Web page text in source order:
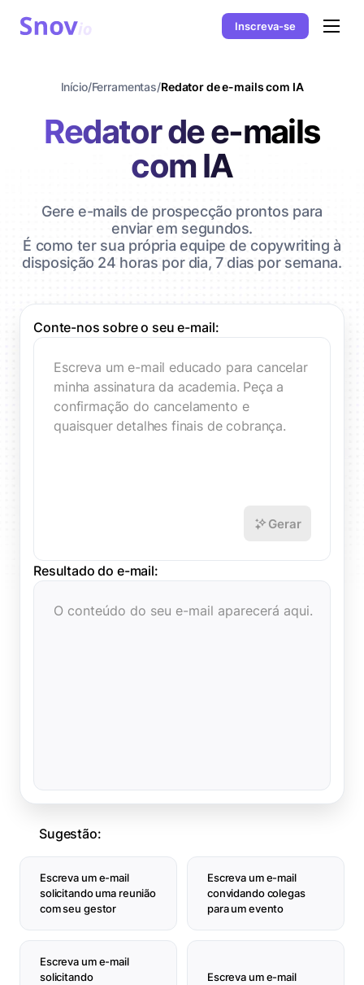
Inscreva-se
Início/Ferramentas/Redator de e-mails com IA
Redator de e-mails
com IA
Gere e-mails de prospecção prontos para
enviar em segundos.
É como ter sua própria equipe de copywriting à
disposição 24 horas por dia, 7 dias por semana.
Conte-nos sobre o seu e-mail:
Gerar
Resultado do e-mail:
O conteúdo do seu e-mail aparecerá aqui.
Sugestão:
Escreva um e-mail
solicitando uma reunião
com seu gestor
Escreva um e-mail
convidando colegas
para um evento
Escreva um e-mail
solicitando
Escreva um e-mail